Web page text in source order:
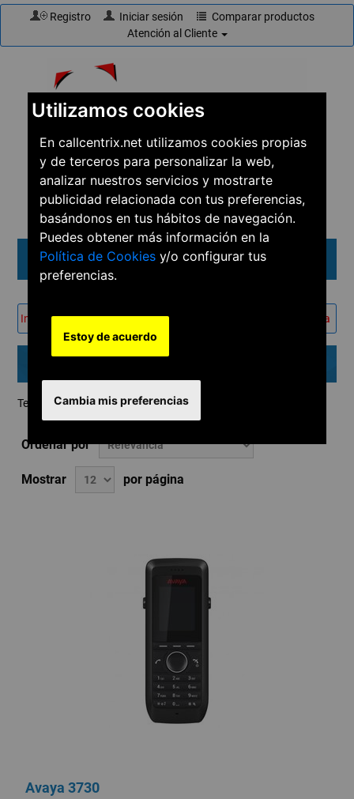
Utilizamos cookies
En callcentrix.net utilizamos cookies propias
y de terceros para personalizar la web,
analizar nuestros servicios y mostrarte
publicidad relacionada con tus preferencias,
basándonos en tus hábitos de navegación.
Puedes obtener más información en la
Política de Cookies y/o configurar tus
preferencias.
Estoy de acuerdo
Cambia mis preferencias
Registro Iniciar sesión
Comparar productos
Atención al Cliente
☎910 61 60 15
Menú
Inicio → Productos → Teléfonos Telefonía IP inalámbrica
Telefonía IP inalámbrica
Teléfonos IP DECT y bases inalámbricas
Ordenar por
Mostrar por página
Avaya 3730